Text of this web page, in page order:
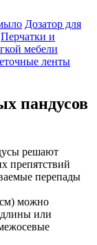
Дозатор для
Перчатки и
мебели
ленты
пандусов
решают
препятствий
перепады
можно
или